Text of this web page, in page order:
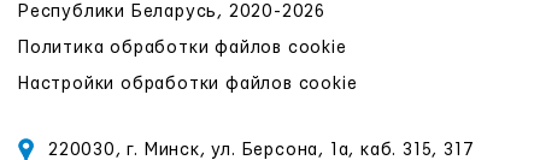
Республики Беларусь, 2020-2026
Политика обработки файлов cookie
Настройки обработки файлов cookie
220030, г. Минск, ул. Берсона, 1а, каб. 315, 317